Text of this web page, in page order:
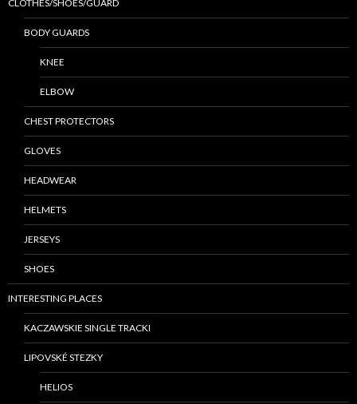
CLOTHES/SHOES/GUARD
BODY GUARDS
KNEE
ELBOW
CHEST PROTECTORS
GLOVES
HEADWEAR
HELMETS
JERSEYS
SHOES
INTERESTING PLACES
KACZAWSKIE SINGLE TRACKI
LIPOVSKÉ STEZKY
HELIOS